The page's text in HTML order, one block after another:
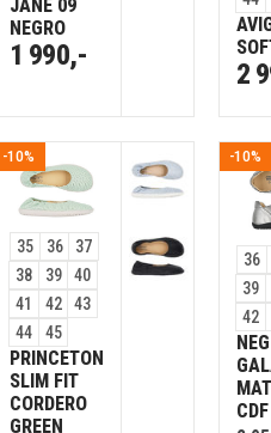
JANE 09
NEGRO
1 990,-
2
-10%
35 36
37
38
39
40
41
42
43
44
45
PRINCETON
SLIM FIT
CORDERO
GREEN
-10%
36
39
42
CDF